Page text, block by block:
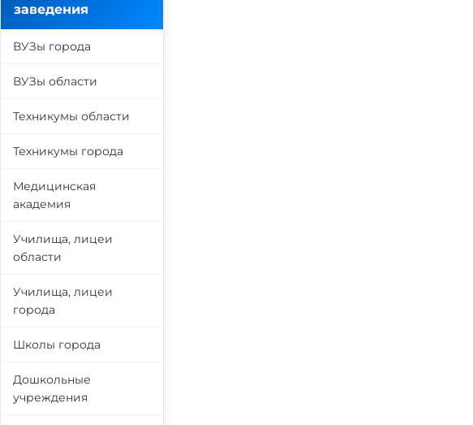
заведения
ВУЗы города
ВУЗы области
Техникумы области
Техникумы города
Медицинская
академия
Училища, лицеи
области
Училища, лицеи
города
Школы города
Дошкольные
учреждения